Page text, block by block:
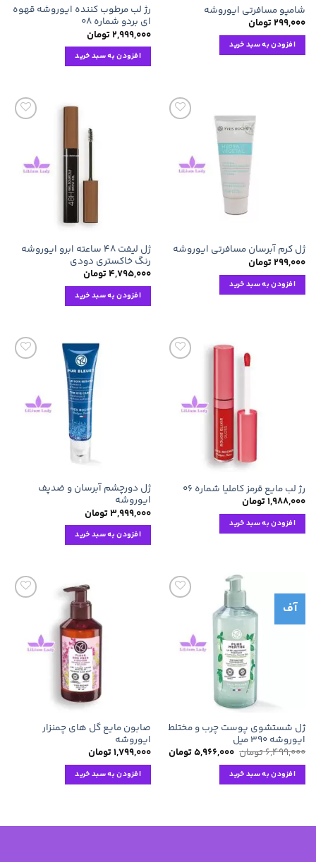
شامپو مسافرتی ایوروشه
۲۹۹,۰۰۰تومان
افزودن به سبد خرید
رژ لب مرطوب کننده ایوروشه قهوه
ای بردو شماره ۰۸
۲,۹۹۹,۰۰۰تومان
افزودن به سبد خرید
مندی
ها
ژل کرم آبرسان مسافرتی ایوروشه
۲۹۹,۰۰۰تومان
افزودن به سبد خرید
مندی
ها
ژل لیفت ۴۸ ساعته ابرو ایوروشه
رنگ خاکستری دودی
۴,۷۹۵,۰۰۰تومان
افزودن به سبد خرید
مندی
ها
رژ لب مایع قرمز کاملیا شماره ۰۶
۱,۹۸۸,۰۰۰تومان
افزودن به سبد خرید
مندی
ها
ژل دورچشم آبرسان و ضدپف
ایوروشه
۳,۹۹۹,۰۰۰تومان
افزودن به سبد خرید
آف
مندی
ها
ژل شستشوی پوست چرب و مختلط
ایوروشه ۳۹۰ میل
۶,۴۹۹,۰۰۰تومان قیمت
اصلی:
بود.
۵,۹۶۶,۰۰۰تومانقیمت
فعلی:
۵,۹۶۶,۰۰۰ تومان. افزودن به سبد خرید
مندی
ها
صابون مایع گل های چمنزار
ایوروشه
۱,۷۹۹,۰۰۰تومان
افزودن به سبد خرید